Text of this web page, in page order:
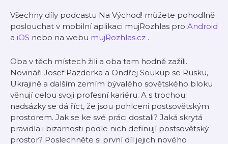
Všechny díly podcastu Na Východ! můžete pohodlně
poslouchat v mobilní aplikaci mujRozhlas pro Android
a iOS nebo na webu mujRozhlas.cz .
Oba v těch místech žili a oba tam hodně zažili.
Novináři Josef Pazderka a Ondřej Soukup se Rusku,
Ukrajině a dalším zemím bývalého sovětského bloku
věnují celou svoji profesní kariéru. A s trochou
nadsázky se dá říct, že jsou pohlceni postsovětským
prostorem. Jak se ke své práci dostali? Jaká skrytá
pravidla i bizarnosti podle nich definují postsovětský
prostor? Poslechněte si první díl jejich nového